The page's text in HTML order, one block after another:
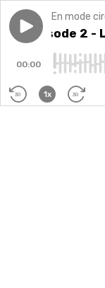
Play episodeS2,
En mode
S2, Épisode 2
00:00
30 1x 30